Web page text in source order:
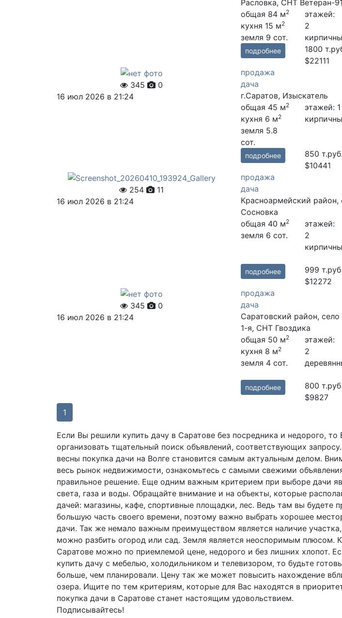
Расловка, СНТ Ветеран-
общая 84 м2
кухня 15 м2
земля 9 сот.
этажей:
2
подробнее 1800
$22111
345
0
16 июл 2026 в 21:24
продажа
дача
г.Саратов, Изыскатель
общая 45 м2
кухня 6 м2
земля 5.8
сот.
этажей: 1
подробнее 850 т.руб.
$10441
254
11
16 июл 2026 в 21:24
продажа
дача
Красноармейский район,
Сосновка
общая 40 м2
земля 6 сот.
этажей:
2
подробнее 999 т.руб.
$12272
345
0
16 июл 2026 в 21:24
продажа
дача
Саратовский район, село
1-я, СНТ Гвоздика
общая 50 м2
кухня 8 м2
земля 4 сот.
этажей:
2
подробнее 800 т.руб.
$9827
1
Если Вы решили купить дачу в Саратове без посредника и недорого, то
организовать тщательный поиск объявлений, соответствующих
весны покупка дачи на Волге становится самым актуальным делом.
весь рынок недвижимости, ознакомьтесь с самыми свежими
правильное решение. Еще одним важным критерием при выборе дачи
света, газа и воды. Обращайте внимание и на объекты, которые
дачей: магазины, кафе, спортивные площадки, лес. Ведь там вы будете
большую часть своего времени, поэтому важно выбрать хорошее
дачи. Так же немало важным преимуществом является наличие
можно разбить огород или сад. Земля является неоспоримым плюсом.
Саратове можно по приемлемой цене, недорого и без лишних хлопот.
купить дачу с мебелью, холодильником и телевизором, то будьте
больше, чем планировали. Цену так же может повысить нахождение
озера. Ищите по тем критериям, которые для Вас находятся в
покупка дачи в Саратове станет настоящим удовольствием.
Подписывайтесь!